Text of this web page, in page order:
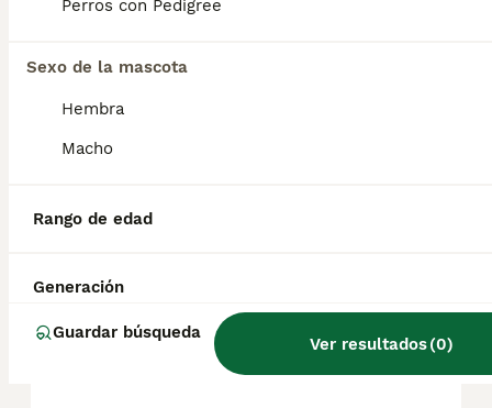
Perros con Pedigree
Sexo de la mascota
Hembra
Macho
Rango de edad
Generación
Guardar búsqueda
Ver resultados(0)
¿Cuáles son los 3 tipos de
¿Qué problemas suelen tener
¿Cuánto suelen vivir los